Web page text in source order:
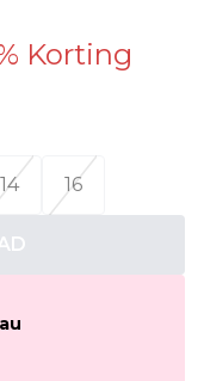
Korting
14 16